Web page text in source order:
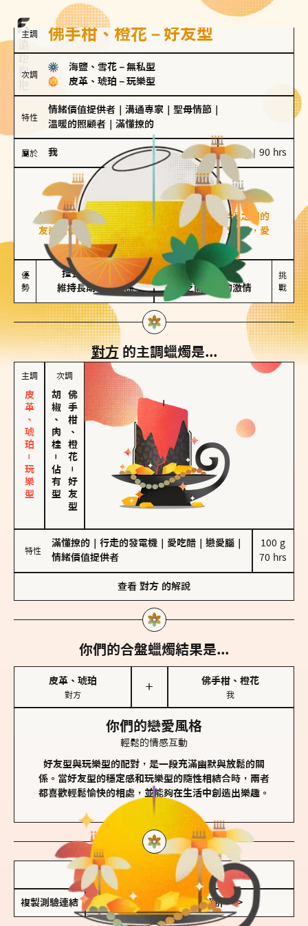
主調 佛手柑、橙花－好友型
次調
海鹽、雪花 － 無私型
皮革、琥珀 － 玩樂型
特性
情緒價值提供者 溝通專家 聖母情節
溫暖的照顧者
滿懂撩的
屬於 我 100 g｜90 hrs
好友型
佛手柑、橙花
好友型的人喜歡分享生活中的點滴，重視與伴侶之間的
友誼和信任，穩定感是重要的關鍵詞。對他們來說，愛
情是心靈深處的共鳴和理解。
優
勢
擅長聆聽與溝通
維持長期穩定關係
不喜歡變化
缺乏關係中的激情
挑
戰
對方的主調蠟燭是...
主調
皮革、琥珀－玩樂型
次調
胡椒、肉桂
－
佔有型
佛手柑、橙花
－
好友型
特性
滿懂撩的 行走的發電機 愛吃醋 戀愛腦
情緒價值提供者
100 g
70 hrs
查看 對方 的解說
你們的合盤蠟燭結果是...
皮革、琥珀
對方
＋
佛手柑、橙花
我
你們的戀愛風格
輕鬆的情感互動
好友型與玩樂型的配對，是一段充滿幽默與放鬆的關
係。當好友型的穩定感和玩樂型的隨性相結合時，兩者
都喜歡輕鬆愉快的相處，並能夠在生活中創造出樂趣。
儲存我的結果圖
複製測驗連結 查看香氛類型全解析 >>>